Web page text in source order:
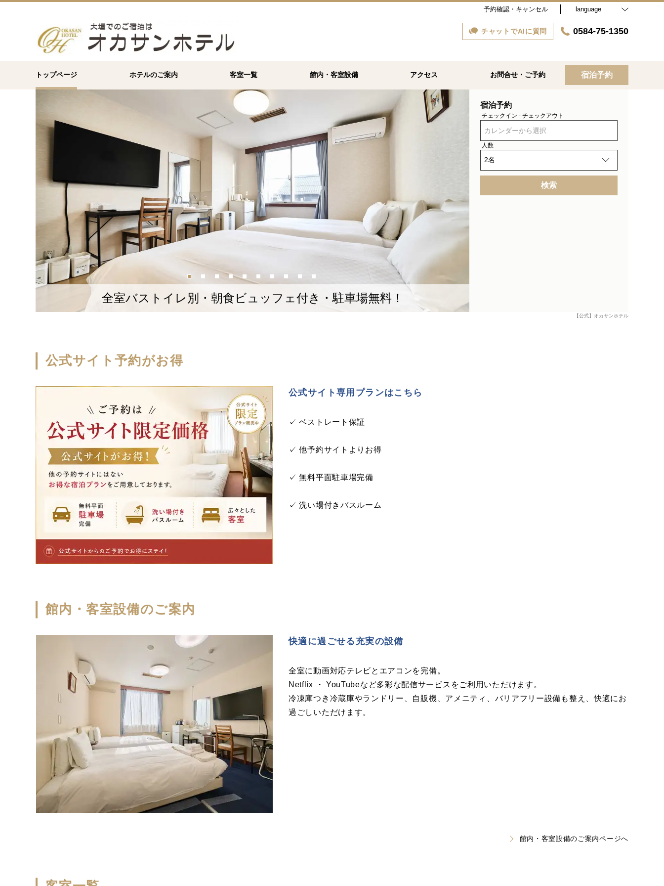
予約確認・キャンセル language
チャットでAIに質問 0584-75-1350
トップページ ホテルのご案内 客室一覧 館内・客室設備 アクセス お問合せ・ご予約 宿泊予約
全室バストイレ別・朝食ビュッフェ付き・駐車場無料！
宿泊予約
チェックイン - チェックアウト
カレンダーから選択
人数
検索
【公式】オカサンホテル
公式サイト予約がお得
公式サイト専用プランはこちら
✓ ベストレート保証
✓ 他予約サイトよりお得
✓ 無料平面駐車場完備
✓ 洗い場付きバスルーム
館内・客室設備のご案内
快適に過ごせる充実の設備
全室に動画対応テレビとエアコンを完備。
Netflix ・ YouTubeなど多彩な配信サービスをご利用いただけます。
冷凍庫つき冷蔵庫やランドリー、自販機、アメニティ、バリアフリー設備も整え、快適にお
過ごしいただけます。
館内・客室設備のご案内ページへ